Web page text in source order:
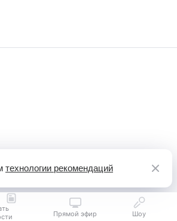
Прямой эфир Шоу
технологии рекомендаций